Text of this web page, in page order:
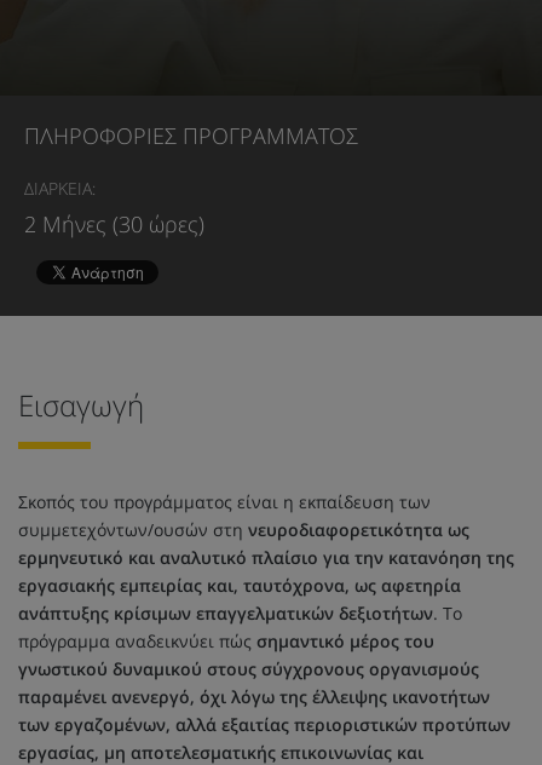
ΠΛΗΡΟΦΟΡΙΕΣ ΠΡΟΓΡΑΜΜΑΤΟΣ
ΔΙΑΡΚΕΙΑ:
2 Μήνες (30 ώρες)
Εισαγωγή
Σκοπός του προγράμματος είναι η εκπαίδευση των
συμμετεχόντων/ουσών στη νευροδιαφορετικότητα ως
ερμηνευτικό και αναλυτικό πλαίσιο για την κατανόηση της
εργασιακής εμπειρίας και, ταυτόχρονα, ως αφετηρία
ανάπτυξης κρίσιμων επαγγελματικών δεξιοτήτων. Το
πρόγραμμα αναδεικνύει πώς σημαντικό μέρος του
γνωστικού δυναμικού στους σύγχρονους οργανισμούς
παραμένει ανενεργό, όχι λόγω της έλλειψης ικανοτήτων
των εργαζομένων, αλλά εξαιτίας περιοριστικών προτύπων
εργασίας, μη αποτελεσματικής επικοινωνίας και